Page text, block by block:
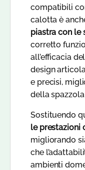
compatibili
calotta è
piastra con le
corretto
all’efficacia
design
e precisi,
della
Sostituendo
le prestazioni
migliorando
che
ambienti